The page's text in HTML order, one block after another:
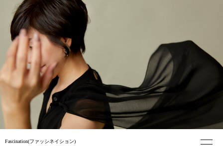
Fascination(ファッシネイション)